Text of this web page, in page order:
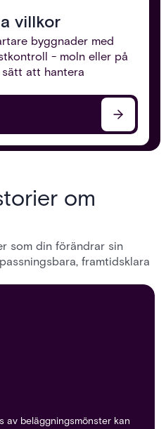
villkor
byggnader med
- moln eller på
att hantera
om
som din förändrar sin
framtidsklara
av beläggningsmönster kan